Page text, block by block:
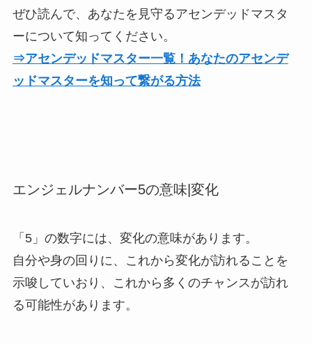
ぜひ読んで、あなたを見守るアセンデッドマスタ
ーについて知ってください。
⇒アセンデッドマスター一覧！あなたのアセンデ
ッドマスターを知って繋がる方法
エンジェルナンバー5の意味|変化
「5」の数字には、変化の意味があります。
自分や身の回りに、これから変化が訪れることを
示唆していおり、これから多くのチャンスが訪れ
る可能性があります。